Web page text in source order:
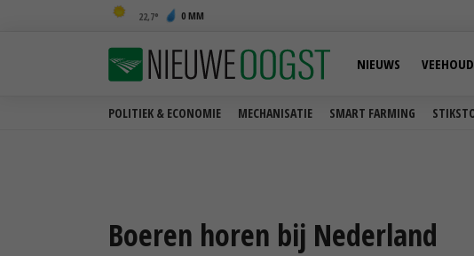
22,7 0 MM
POLITIEK & ECONOMIE MECHANISATIE SMART FARMING
NIEUWS
Boeren horen bij Nederland